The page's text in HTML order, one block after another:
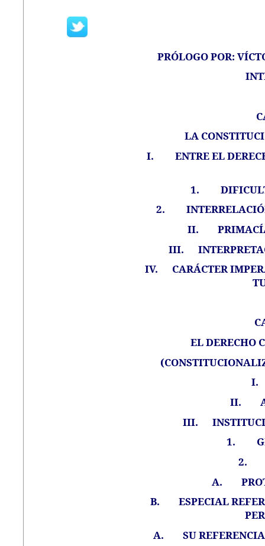
PRÓLOGO POR:
LA
I.
ENTRE EL
1.
2.
II.
III.
IV.
CARÁCTER
EL DERECHO
I.
II.
III.
1.
2.
A.
B.
ESPECIAL
A.
SU